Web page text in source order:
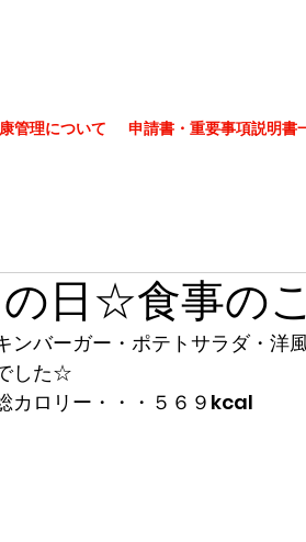
管理について 申請書・重要事項説明書
の日☆食事
ンバーガー・ポテトサラダ・洋
した☆
カロリー・・・５６９kcal